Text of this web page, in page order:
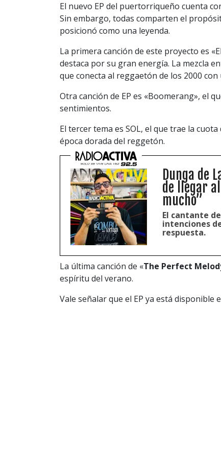
El nuevo EP del puertorriqueño cuenta
Sin embargo, todas comparten el
posicionó como una leyenda.
La primera canción de este proyecto es
destaca por su gran energía. La mezcla
que conecta al reggaetón de los 2000
Otra canción de EP es «Boomerang», el
sentimientos.
El tercer tema es SOL, el que trae la
época dorada del reggetón.
Dunga de
de llegar
mucho”
El cantante
intenciones
respuesta.
La última canción de «The Perfect
espíritu del verano.
Vale señalar que el EP ya está disponible